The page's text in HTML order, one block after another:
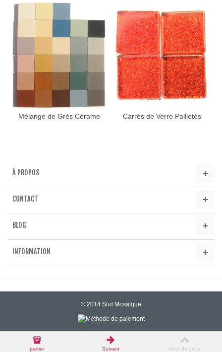
Mélange de Grès Cérame Carrés de Verre Pailletés
À PROPOS
CONTACT
BLOG
INFORMATION
© 2014 Sud Mosaïque
panier Suivant Haut de page